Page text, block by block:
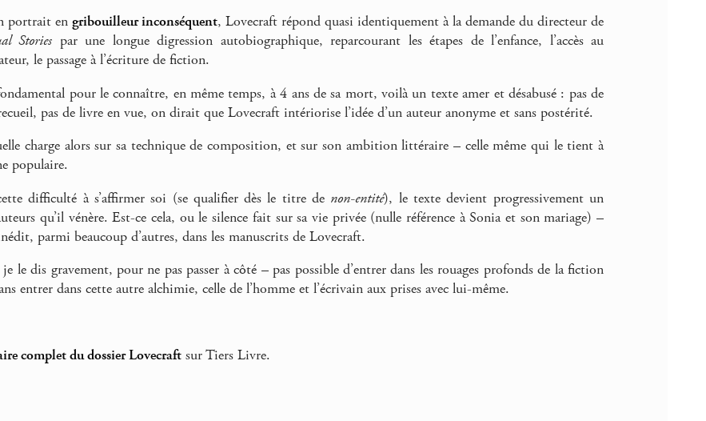
portrait engribouilleur inconséquent, Lovecraft répond quasi identiquement à la demande du directeur de
Stories par une longue digression autobiographique, reparcourant les étapes de l’enfance, l’accès au
le passage à l’écriture de fiction.
pour le connaître, en même temps, à 4 ans de sa mort, voilà un texte amer et désabusé : pas de
pas de livre en vue, on dirait que Lovecraft intériorise l’idée d’un auteur anonyme et sans postérité.
charge alors sur sa technique de composition, et sur son ambition littéraire – celle même qui le tient à
populaire.
difficulté à s’affirmer soi (se qualifier dès le titre de non-entité), le texte devient progressivement un
qu’il vénère. Est-ce cela, ou le silence fait sur sa vie privée (nulle référence à Sonia et son mariage) –
parmi beaucoup d’autres, dans les manuscrits de Lovecraft.
le dis gravement, pour ne pas passer à côté – pas possible d’entrer dans les rouages profonds de la fiction
entrer dans cette autre alchimie, celle de l’homme et l’écrivain aux prises avec lui-même.
complet du dossier Lovecraft sur Tiers Livre.